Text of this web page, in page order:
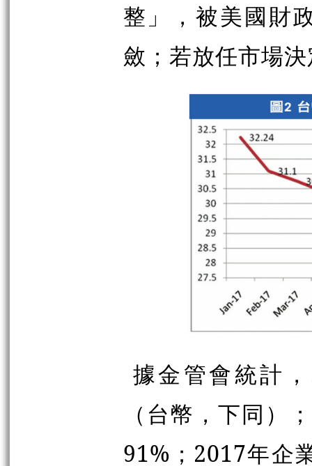
整」，被美國財
斂；若放任市場
據金管會統計
（台幣，下同）
91%；2017年企